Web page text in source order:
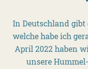
In Deutschland gibt
welche habe ich
April 2022 haben
unsere